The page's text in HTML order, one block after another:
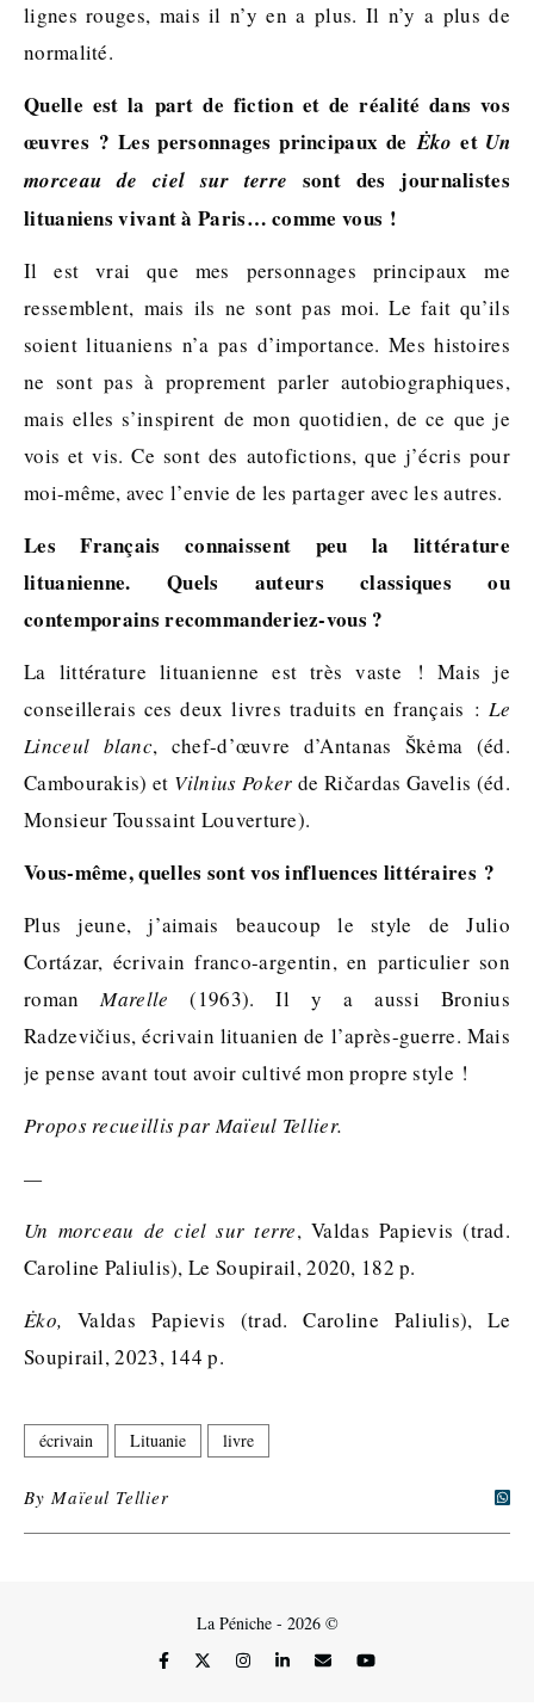
lignes rouges, mais il n’y en a plus. Il n’y a plus de
normalité.
Quelle est la part de fiction et de réalité dans vos
œuvres ? Les personnages principaux deĖko et Un
morceau de ciel sur terre sont des journalistes
lituaniens vivant à Paris… comme vous !
Il est vrai que mes personnages principaux me
ressemblent, mais ils ne sont pas moi. Le fait qu’ils
soient lituaniens n’a pas d’importance. Mes histoires
ne sont pas à proprement parler autobiographiques,
mais elles s’inspirent de mon quotidien, de ce que je
vois et vis. Ce sont des autofictions, que j’écris pour
moi-même, avec l’envie de les partager avec les autres.
Les Français connaissent peu la littérature
lituanienne. Quels auteurs classiques ou
contemporains recommanderiez-vous ?
La littérature lituanienne est très vaste ! Mais je
conseillerais ces deux livres traduits en français :Le
Linceul blanc, chef-d’œuvre d’Antanas Škėma (éd.
Cambourakis) et Vilnius Poker de Ričardas Gavelis (éd.
Monsieur Toussaint Louverture).
Vous-même, quelles sont vos influences littéraires ?
Plus jeune, j’aimais beaucoup le style de Julio
Cortázar, écrivain franco-argentin, en particulier son
romanMarelle (1963). Il y a aussi Bronius
Radzevičius, écrivain lituanien de l’après-guerre. Mais
je pense avant tout avoir cultivé mon propre style !
Propos recueillis par Maïeul Tellier.
—
Un morceau de ciel sur terre, Valdas Papievis (trad.
Caroline Paliulis), Le Soupirail, 2020, 182 p.
Ėko, Valdas Papievis (trad. Caroline Paliulis), Le
Soupirail, 2023, 144 p.
écrivain Lituanie livre
ByMaïeul Tellier
La Péniche - 2026 ©